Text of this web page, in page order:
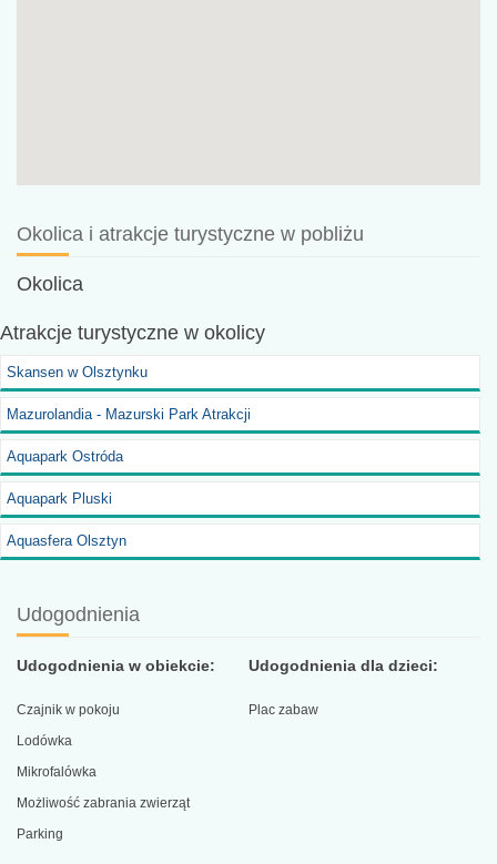
Okolica i atrakcje turystyczne w pobliżu
Okolica
Atrakcje turystyczne w okolicy
Skansen w Olsztynku
Mazurolandia - Mazurski Park Atrakcji
Aquapark Ostróda
Aquapark Pluski
Aquasfera Olsztyn
Udogodnienia
Udogodnienia w obiekcie:
Czajnik w pokoju
Lodówka
Mikrofalówka
Możliwość zabrania zwierząt
Parking
Udogodnienia dla dzieci:
Plac zabaw